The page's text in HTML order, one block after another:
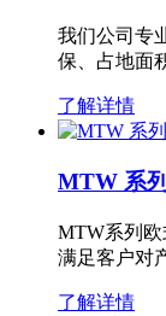
我们公司专
保、占地面
了解详情
MTW 系
MTW系列
满足客户对
了解详情